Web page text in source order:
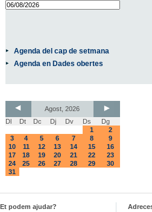
Agenda del cap de setmana
Agenda en Dades obertes
Agost, 2026
Dl
Dt Dc Dj Dv Ds
Dg
1
2
3
4 5 6 7 8
9
10
11 12 13 14 15
16
17
18 19 20 21 22
23
24
25 26 27 28 29
30
31
Et podem ajudar?